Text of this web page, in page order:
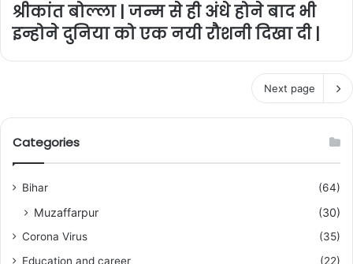
श्रीकांत बोल्ला | जन्म से ही अंधे होने बाद भी
इन्होने दुनिया को एक नयी रौशनी दिखा दी |
Next page
Categories
Bihar (64)
Muzaffarpur (30)
Corona Virus
(35)
Education and career
(22)